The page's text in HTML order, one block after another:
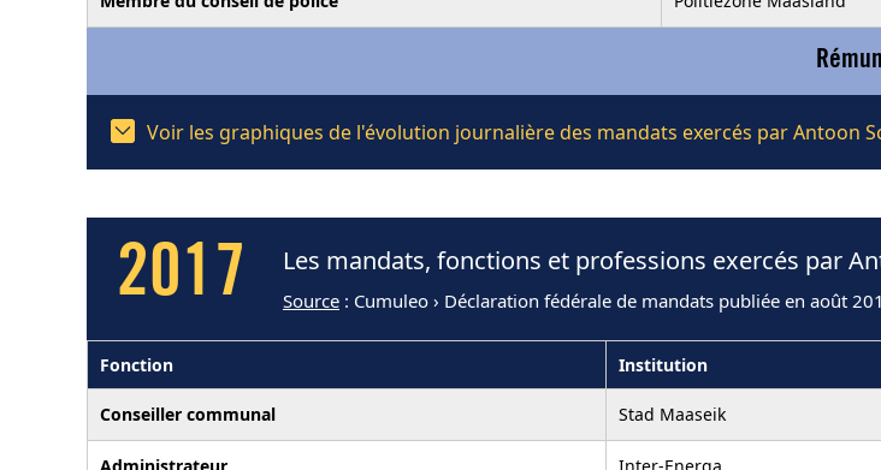
Voir les graphiques de l'évolution journalière des mandats exercés par Antoon
2017 Les mandats, fonctions et professions exercés par
Source : Cumuleo › Déclaration fédérale de mandats publiée en août
Fonction Institution
Conseiller communal Stad Maaseik
Administrateur Inter-Energa